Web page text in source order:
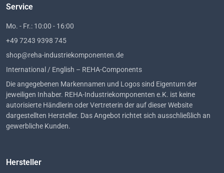
Service
Mo. - Fr.: 10:00 - 16:00
+49 7243 9398 745
shop@reha-industriekomponenten.de
International / English – REHA-Components
Die angegebenen Markennamen und Logos sind Eigentum der
jeweiligen Inhaber. REHA-Industriekomponenten e.K. ist keine
autorisierte Händlerin oder Vertreterin der auf dieser Website
dargestellten Hersteller. Das Angebot richtet sich ausschließlich an
gewerbliche Kunden.
Hersteller